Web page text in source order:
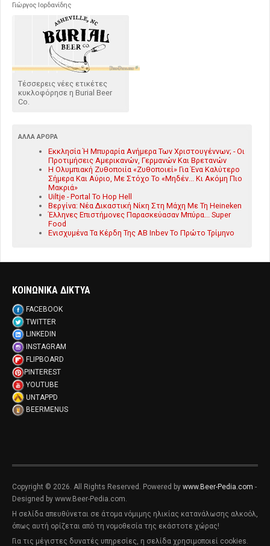
Γιώργος Ιορδανίδης
Τέσσερεις νέες ετικέτες
κυκλοφόρησε η Burial Beer
Co.
ΆΛΛΑ ΆΡΘΡΑ
Εκκλησία Ή Μπυραρία Ανήμερα Των Χριστουγέννων; - Οι
Προτιμήσεις Αμερικανών, Γερμανών Και Βρετανών
Η Ολυμπιακή Ζυθοποιία «Ζυθοποιεί» Για Ένα Καλύτερο
Σήμερα Και Αύριο, Με Στόχο Το «Μηδέν... Κι Ακόμη Πιο
Μακριά»
Uiltje - Portal To Hop Hell
Βεργίνα: Νέα Δικαστική Νίκη Στη Μάχη Με Τη Heineken
Έλληνες Επιστήμονες Παρασκεύασαν Μπύρα... Super
Food
Ενισχυμένα Τα Κέρδη Της AB Inbev Το Πρώτο Τρίμηνο
ΚΟΙΝΩΝΙΚΑ ΔΙΚΤΥΑ
FACEBOOK
TWITTER
LINKEDIN
INSTAGRAM
FLIPBOARD
PINTEREST
YOUTUBE
UNTAPPD
BEERMENUS
Copyright © 2026. All Rights Reserved. Powered by www.Beer-Pedia.com -
Designed by www.Beer-Pedia.com.
Η σελίδα απευθύνεται σε άτομα νόμιμης ηλικίας κατανάλωσης αλκοόλ,
όπως αυτή ορίζεται από τη νομοθεσία της εκάστοτε χώρας!
Για τις μέγιστες δυνατές υπηρεσίες, η σελίδα χρησιμοποιεί cookies.